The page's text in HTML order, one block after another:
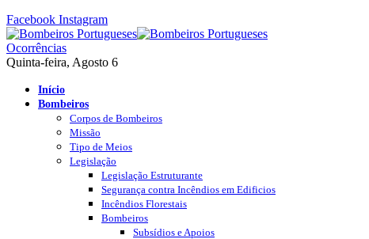
Facebook Instagram
Ocorrências
Quinta-feira, Agosto 6
Início
Bombeiros
Corpos de Bombeiros
Missão
Tipo de Meios
Legislação
Legislação Estruturante
Segurança contra Incêndios em Edificios
Incêndios Florestais
Bombeiros
Subsídios e Apoios